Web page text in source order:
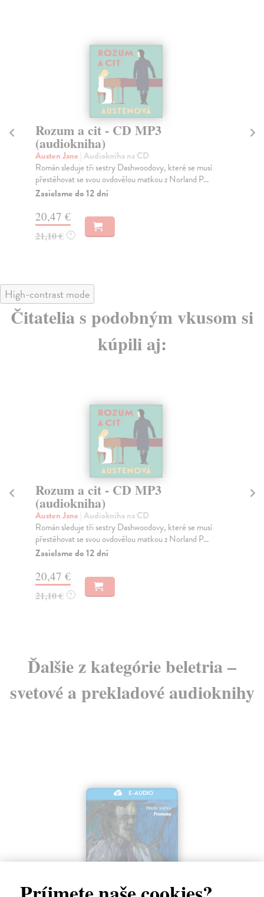
Rozum a cit - CD MP3
(audiokniha)
Austen Jane | Audiokniha na CD
Román sleduje tři sestry Dashwoodovy, které se musí
přestěhovat se svou ovdovělou matkou z Norland P...
Zasielame do 12 dní
20,47 €
21,10 € ?
High-contrast mode
Čitatelia s podobným vkusom si
kúpili aj:
Rozum a cit - CD MP3
(audiokniha)
Austen Jane | Audiokniha na CD
Román sleduje tři sestry Dashwoodovy, které se musí
přestěhovat se svou ovdovělou matkou z Norland P...
Zasielame do 12 dní
20,47 €
21,10 € ?
Ďalšie z kategórie beletria –
svetové a prekladové audioknihy
E-AUDIO